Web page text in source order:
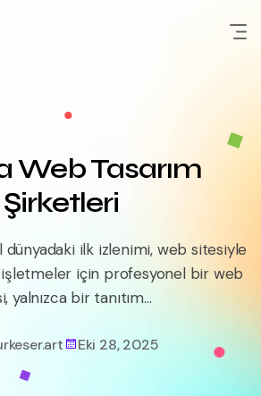
Web Tasarım
Şirketleri
dünyadaki ilk izlenimi, web sitesiyle
işletmeler için profesyonel bir web
yalnızca bir tanıtım...
Eki 28, 2025